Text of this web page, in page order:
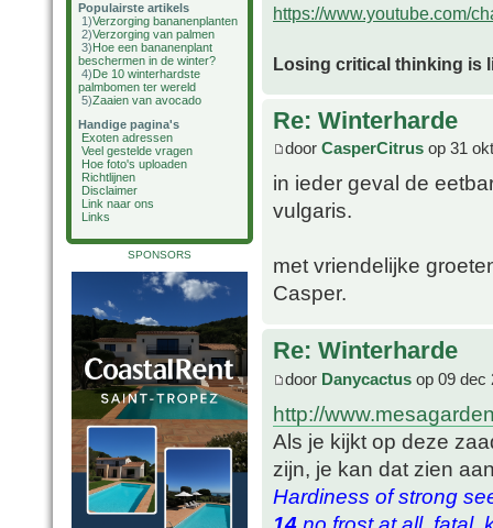
Populairste artikels
1)Verzorging bananenplanten
2)Verzorging van palmen
3)Hoe een bananenplant
beschermen in de winter?
4)De 10 winterhardste
palmbomen ter wereld
5)Zaaien van avocado
Handige pagina's
Exoten adressen
Veel gestelde vragen
Hoe foto's uploaden
Richtlijnen
Disclaimer
Link naar ons
Links
SPONSORS
https://www.youtube.com/
Losing critical thinking is
Re: Winterharde
door CasperCitrus op 31
in ieder geval de
vulgaris.
met vriendelijke
Casper.
Re: Winterharde
door Danycactus op 09 dec
http://
Als je kijkt op deze
zijn, je kan dat zien
Hardiness of strong